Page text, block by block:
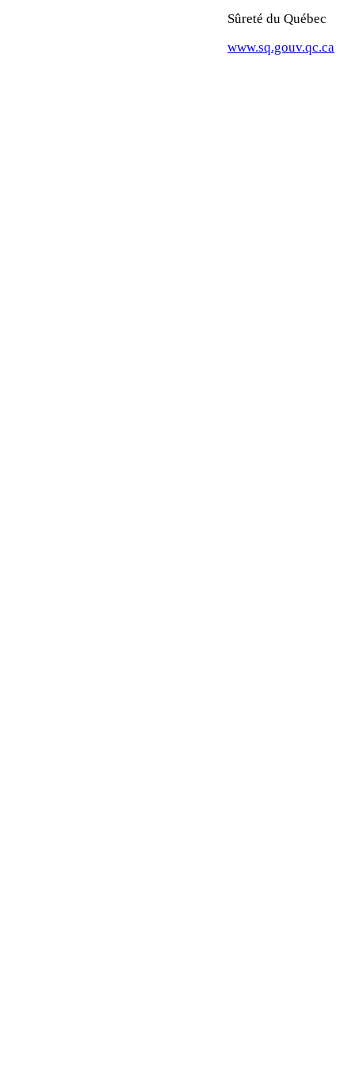
Sûreté du Québec
www.sq.gouv.qc.ca